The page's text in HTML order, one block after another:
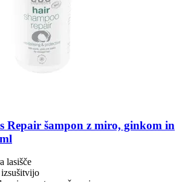
Repair šampon z miro, ginkom in
lasišče